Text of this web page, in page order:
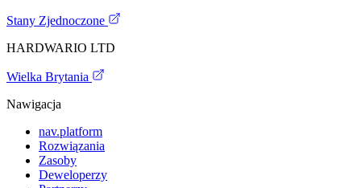
Stany Zjednoczone
HARDWARIO LTD
Wielka Brytania
Nawigacja
nav.platform
Rozwiązania
Zasoby
Deweloperzy